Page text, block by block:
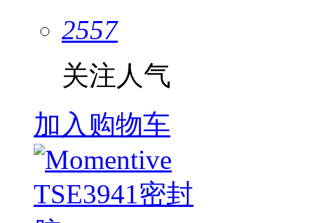
2557
关注人气
加入购物车